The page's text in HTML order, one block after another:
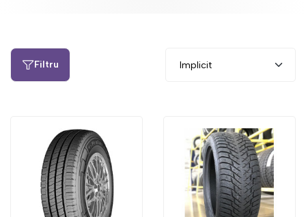
Filtru